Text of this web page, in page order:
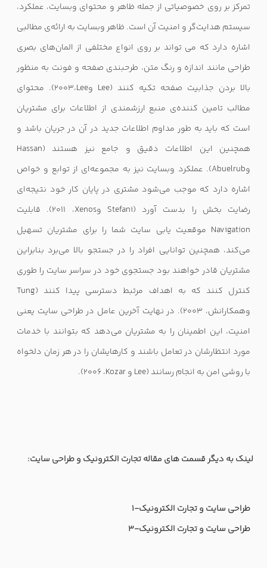
تمرکز بر روی خصوصیاتی از جمله ظاهر و محتوای وب­سایت، عملکرد،
سیستم هدایت‌گر و امنیت آن است. ظاهر وب­سایت به ارائه‌ی مطالبی
اشاره دارد که می ­تواند بر روی انواع مختلفی از المان‌های بصری
طراحی مانند اندازه و رنگ متن، طرح­بندی صفحه و فونت به منظور
بالا بردن جذابیت صفحه تکیه کنند (Lee وLee
،۲۰۰۳). محتوای
مطالب تامین کننده‌ی منبع ارزشمندی از اطلاعات برای مشتریان
است که باید به طور مداوم اطلاعات جدید در آ‌ن در جریان باشد و
همچنین این اطلاعات دقیق و جامع نیز هستند (Hassan
وAbuelrub). عملکرد وبسایت نیز به مجموعه‌ای از توابع و خواص
اشاره دارد که موجب می‌شود مشتری در پایان کار خود نتیجه‌ای
رضایت بخش را بدست آورد (Stefani وXenos، ۲۰۱۱). قابلیت
Navigation‌ موقعیت ­یابی سایت شما را برای مشتریان تسهیل
می‌کند، همچنین توانایی افراد را در جستجو بالا می‌برد بنابراین
مشتریان قادر خواهند بود جستجوی خود در سراسر سایت را طوری
کنترل کنند که به اهداف مرتبط دسترسی پیدا کنند (Tung
وهمکارانش، ۲۰۰۳). در نهایت آخرین عامل در طراحی سایت یعنی
امنیت، این اطمینان را به مشتریان می‌‌دهد که بتوانند با خدمات
مورد انتظارشان در تعامل باشند و کارهایشان را در هر زمان دلخواه
با روشی امن به انجام رسانند (Lee وKozar، ۲۰۰۶).
لینک به دیگر قسمت های مقاله تجارت الکترونیک و طراحی سایت:
طراحی سایت و تجارت الکترونیک-1
طراحی سایت و تجارت الکترونیک-3